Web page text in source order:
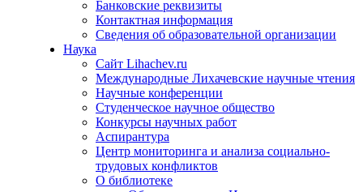
Банковские реквизиты
Контактная информация
Сведения об образовательной организации
Наука
Сайт Lihachev.ru
Международные Лихачевские научные чтения
Научные конференции
Студенческое научное общество
Конкурсы научных работ
Аспирантура
Центр мониторинга и анализа социально-
трудовых конфликтов
О библиотеке